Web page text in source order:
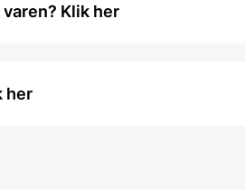
Klik her
her